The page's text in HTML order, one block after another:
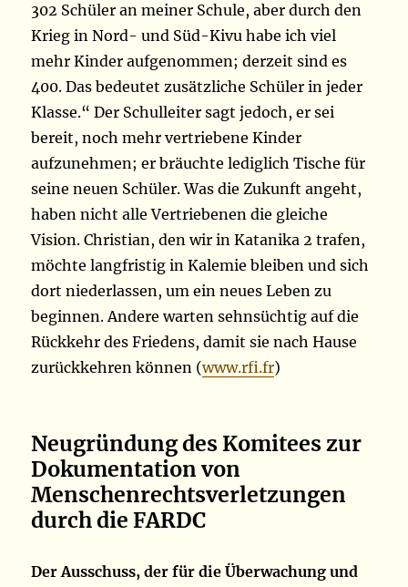
302 Schüler an meiner Schule, aber durch den
Krieg in Nord- und Süd-Kivu habe ich viel
mehr Kinder aufgenommen; derzeit sind es
400. Das bedeutet zusätzliche Schüler in jeder
Klasse.“ Der Schulleiter sagt jedoch, er sei
bereit, noch mehr vertriebene Kinder
aufzunehmen; er bräuchte lediglich Tische für
seine neuen Schüler. Was die Zukunft angeht,
haben nicht alle Vertriebenen die gleiche
Vision. Christian, den wir in Katanika 2 trafen,
möchte langfristig in Kalemie bleiben und sich
dort niederlassen, um ein neues Leben zu
beginnen. Andere warten sehnsüchtig auf die
Rückkehr des Friedens, damit sie nach Hause
zurückkehren können (www.rfi.fr)
Neugründung des Komitees zur
Dokumentation von
Menschenrechtsverletzungen
durch die FARDC
Der Ausschuss, der für die Überwachung und